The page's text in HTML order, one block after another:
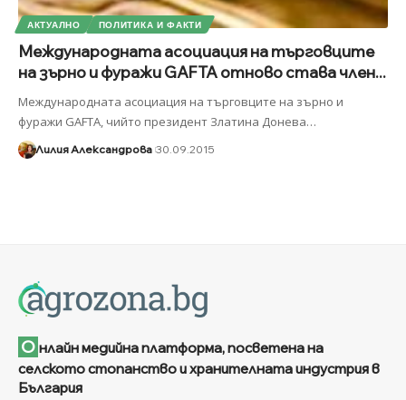
АКТУАЛНО ПОЛИТИКА И ФАКТИ
Международната асоциация на търговците
на зърно и фуражи GAFTA отново става член...
Международната асоциация на търговците на зърно и
фуражи GAFTA, чийто президент Златина Донева…
Лилия Александрова 30.09.2015
О нлайн медийна платформа, посветена на
селското стопанство и хранителната индустрия в
България